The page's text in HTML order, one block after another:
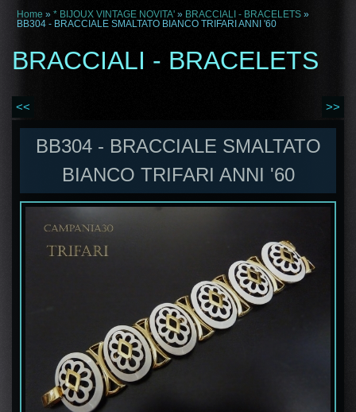
Home » * BIJOUX VINTAGE NOVITA' » BRACCIALI - BRACELETS »
BB304 - BRACCIALE SMALTATO BIANCO TRIFARI ANNI '60
BRACCIALI - BRACELETS
<< >>
BB304 - BRACCIALE SMALTATO
BIANCO TRIFARI ANNI '60